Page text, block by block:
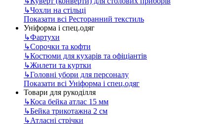
↳Чохли на стільці
Показати всі Ресторанний текстиль
Уніформа і спец.одяг
↳Фартухи
↳Сорочки та кофти
↳Костюми для кухарів та офіціантів
↳Жилети та куртки
↳Головні убори для персоналу
Показати всі Уніформа і спец.одяг
Товари для рукоділля
↳Коса бейка атлас 15 мм
↳Бейка трикотажна 2 см
↳Атласні стрічки